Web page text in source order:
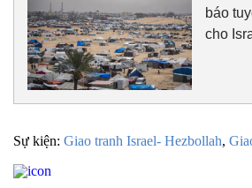
Sự kiện: Giao tranh Israel- Hezbollah,
báo
cho